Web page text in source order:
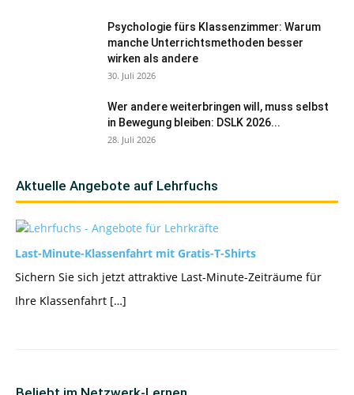
Psychologie fürs Klassenzimmer: Warum
manche Unterrichtsmethoden besser
wirken als andere
30. Juli 2026
Wer andere weiterbringen will, muss selbst
in Bewegung bleiben: DSLK 2026...
28. Juli 2026
Aktuelle Angebote auf Lehrfuchs
Last-Minute-Klassenfahrt mit Gratis-T-Shirts
Sichern Sie sich jetzt attraktive Last-Minute-Zeiträume für
Ihre Klassenfahrt […]